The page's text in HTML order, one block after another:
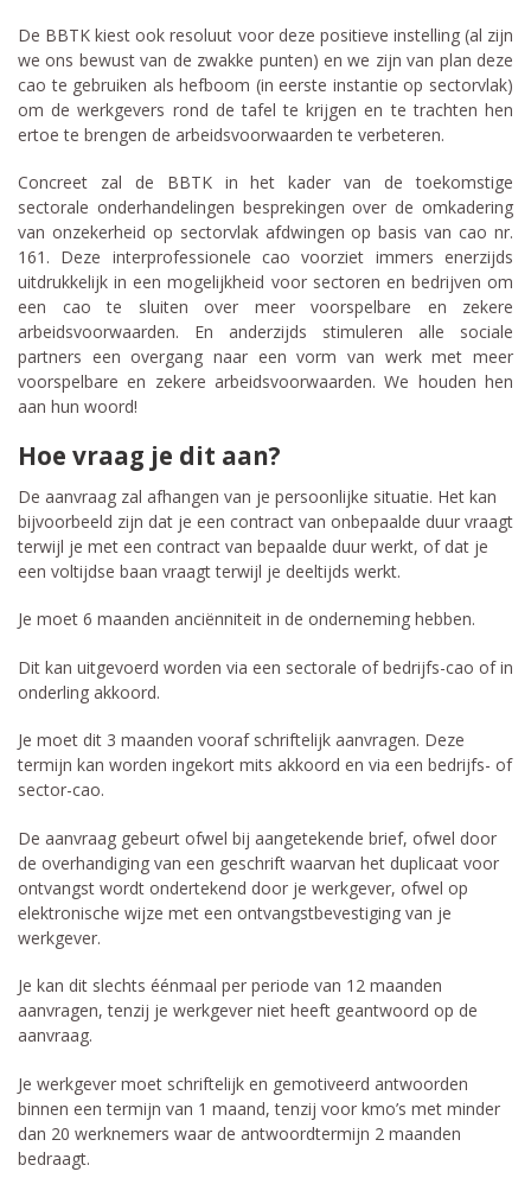
De BBTK kiest ook resoluut voor deze positieve instelling (al zijn
we ons bewust van de zwakke punten) en we zijn van plan deze
cao te gebruiken als hefboom (in eerste instantie op sectorvlak)
om de werkgevers rond de tafel te krijgen en te trachten hen
ertoe te brengen de arbeidsvoorwaarden te verbeteren.
Concreet zal de BBTK in het kader van de toekomstige
sectorale onderhandelingen besprekingen over de omkadering
van onzekerheid op sectorvlak afdwingen op basis van cao nr.
161. Deze interprofessionele cao voorziet immers enerzijds
uitdrukkelijk in een mogelijkheid voor sectoren en bedrijven om
een cao te sluiten over meer voorspelbare en zekere
arbeidsvoorwaarden. En anderzijds stimuleren alle sociale
partners een overgang naar een vorm van werk met meer
voorspelbare en zekere arbeidsvoorwaarden. We houden hen
aan hun woord!
Hoe vraag je dit aan?
De aanvraag zal afhangen van je persoonlijke situatie. Het kan
bijvoorbeeld zijn dat je een contract van onbepaalde duur vraagt
terwijl je met een contract van bepaalde duur werkt, of dat je
een voltijdse baan vraagt terwijl je deeltijds werkt.
Je moet 6 maanden anciënniteit in de onderneming hebben.
Dit kan uitgevoerd worden via een sectorale of bedrijfs-cao of in
onderling akkoord.
Je moet dit 3 maanden vooraf schriftelijk aanvragen. Deze
termijn kan worden ingekort mits akkoord en via een bedrijfs- of
sector-cao.
De aanvraag gebeurt ofwel bij aangetekende brief, ofwel door
de overhandiging van een geschrift waarvan het duplicaat voor
ontvangst wordt ondertekend door je werkgever, ofwel op
elektronische wijze met een ontvangstbevestiging van je
werkgever.
Je kan dit slechts éénmaal per periode van 12 maanden
aanvragen, tenzij je werkgever niet heeft geantwoord op de
aanvraag.
Je werkgever moet schriftelijk en gemotiveerd antwoorden
binnen een termijn van 1 maand, tenzij voor kmo’s met minder
dan 20 werknemers waar de antwoordtermijn 2 maanden
bedraagt.